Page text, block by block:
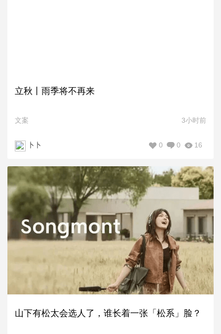
立秋丨雨季将不再来
文案 3小时前
卜卜 16
0
0
山下有松太会选人了，谁长着一张「松系」脸？